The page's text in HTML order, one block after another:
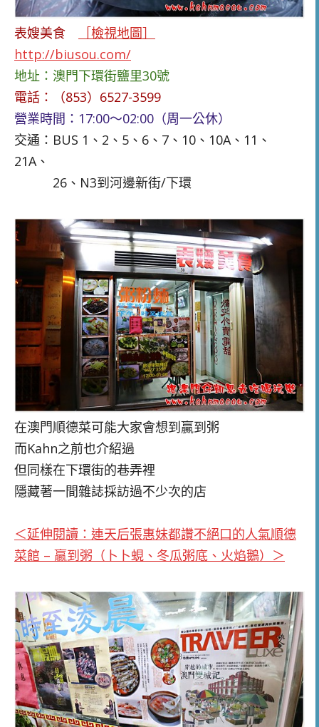
表嫂美食
［檢視地圖］
http://biusou.com/
地址：澳門下環街鹽里30號
電話：（853）6527-3599
營業時間：17:00～02:00（周一公休）
交通：BUS 1、2、5、6 、 7 、 10、10A、11 、
21A、
26、N3到河邊新街/下環
在澳門順德菜可能大家會想到贏到粥
而Kahn之前也介紹過
但同樣在下環街的巷弄裡
隱藏著一間雜誌採訪過不少次的店
＜延伸閱讀：連天后張惠妹都讚不絕口的人氣順德
菜館 – 贏到粥（卜卜蜆、冬瓜粥底、火焰鵝）＞